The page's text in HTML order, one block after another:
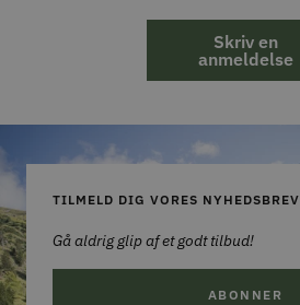
Skriv en
anmeldelse
TILMELD DIG VORES NYHEDSBREV
Gå aldrig glip af et godt tilbud!
ABONNER